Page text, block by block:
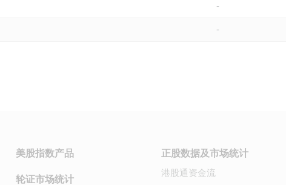
-
-
美股指数产品
轮证市场统计
正股数据及市场统计
港股通资金流